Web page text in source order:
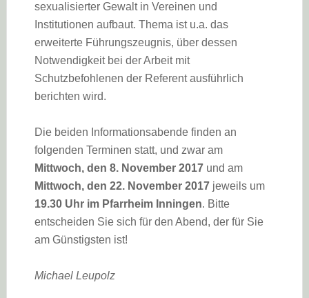
sexualisierter Gewalt in Vereinen und
Institutionen aufbaut. Thema ist u.a. das
erweiterte Führungszeugnis, über dessen
Notwendigkeit bei der Arbeit mit
Schutzbefohlenen der Referent ausführlich
berichten wird.
Die beiden Informationsabende finden an
folgenden Terminen statt, und zwar am
Mittwoch, den 8. November 2017und am
Mittwoch, den 22. November 2017jeweils um
19.30 Uhr im Pfarrheim Inningen. Bitte
entscheiden Sie sich für den Abend, der für Sie
am Günstigsten ist!
Michael Leupolz